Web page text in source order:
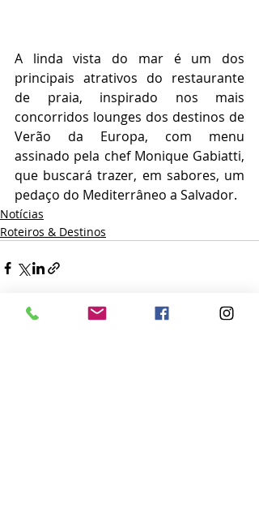
A linda vista do mar é um dos
principais atrativos do restaurante
de praia, inspirado nos mais
concorridos lounges dos destinos de
Verão da Europa, com menu
assinado pela chef Monique Gabiatti,
que buscará trazer, em sabores, um
pedaço do Mediterrâneo a Salvador.
Notícias
Roteiros & Destinos